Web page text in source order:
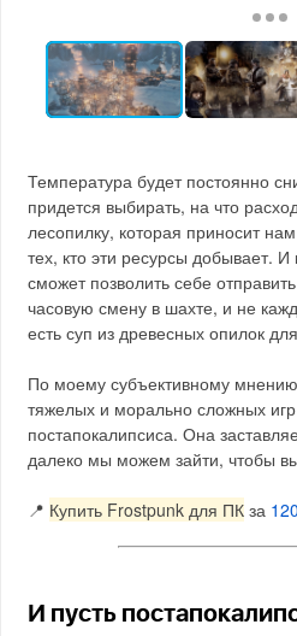
Температура будет постоянно
придется выбирать, на что
лесопилку, которая приносит
тех, кто эти ресурсы добывает.
сможет позволить себе
часовую смену в шахте, и не
есть суп из древесных опилок
По моему субъективному
тяжелых и морально сложных
постапокалипсиса. Она
далеко мы можем зайти, чтобы
📍 Купить Frostpunk для ПК за
И пусть